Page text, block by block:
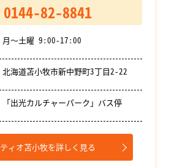
0144-82-8841
月～土曜 9:00-17:00
北海道苫小牧市新中野町3丁目2-22
「出光カルチャーパーク」バス停
ティオ苫小牧を詳しく見る